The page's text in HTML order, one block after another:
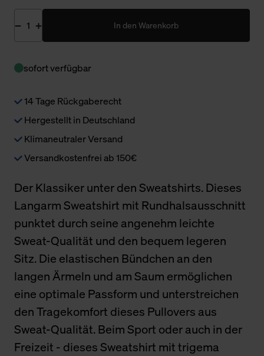
In den Warenkorb
sofort verfügbar
14 Tage Rückgaberecht
Hergestellt in Deutschland
Klimaneutraler Versand
Versandkostenfrei ab 150€
Der Klassiker unter den Sweatshirts. Dieses
Langarm Sweatshirt mit Rundhalsausschnitt
punktet durch seine angenehm leichte
Sweat-Qualität und den bequem legeren
Sitz. Die elastischen Bündchen an den
langen Ärmeln und am Saum ermöglichen
eine optimale Passform und unterstreichen
den Tragekomfort dieses Pullovers aus
Sweat-Qualität. Beim Sport oder auch in der
Freizeit - dieses Sweatshirt mit trigema